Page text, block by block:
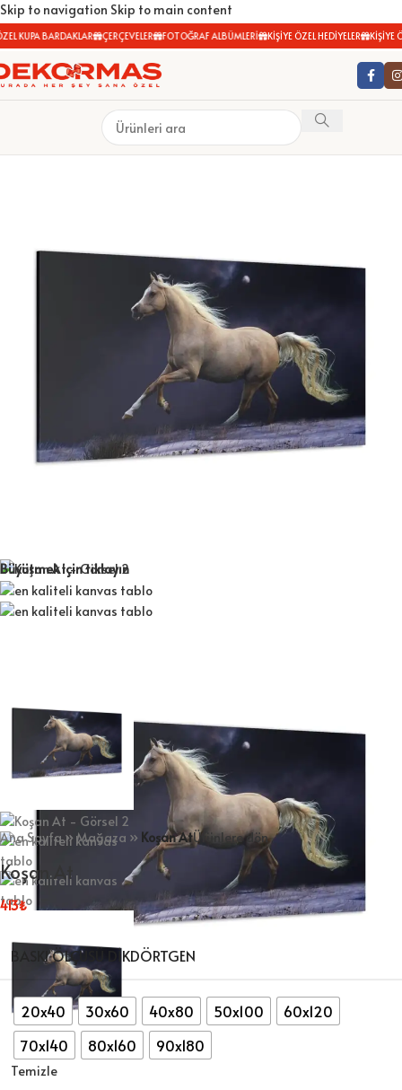
Skip to navigation Skip to main content
KUPA BARDAKLAR ÇERÇEVELER FOTOĞRAF ALBÜMLERİ KİŞİYE ÖZEL HEDİYELER KİŞİYE
Büyütmek için tıklayın
Ana Sayfa» Mağaza » Koşan AtÜrünlere dön
Koşan At
413₺
BASKI ÖLÇÜSÜ DİKDÖRTGEN
20x40 30x60 40x80 50x100
60x120
70x140
80x160 90x180
Temizle